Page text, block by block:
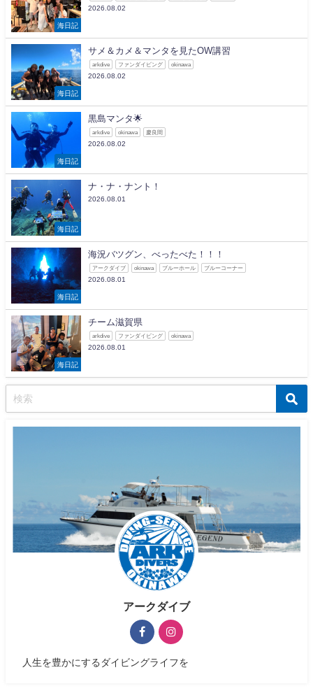
海日記
2026.08.02
海日記
サメ＆カメ＆マンタを見たOW講習
arkdive ファンダイビング okinawa
2026.08.02
海日記
黒島マンタ🌟
arkdive okinawa 慶良間
2026.08.02
海日記
ナ・ナ・ナント！
2026.08.01
海日記
海況バツグン、べったべた！！！
アークダイブ okinawa ブルーホール ブルーコーナー
2026.08.01
海日記
チーム滋賀県
arkdive ファンダイビング okinawa
2026.08.01
アークダイブ
人生を豊かにするダイビングライフを